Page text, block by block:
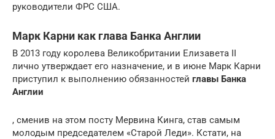
руководители ФРС США.
Марк Карни как глава Банка Англии
В 2013 году королева Великобритании Елизавета II
лично утверждает его назначение, и в июне Марк Карни
приступил к выполнению обязанностей главы Банка
Англии
, сменив на этом посту Мервина Кинга, став самым
молодым председателем «Старой Леди». Кстати, на